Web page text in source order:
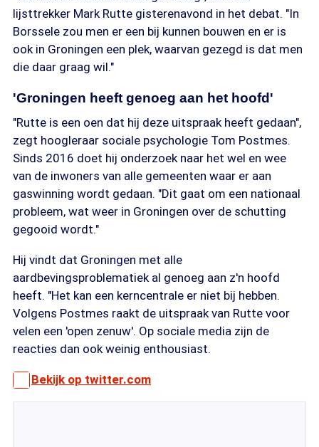
lijsttrekker Mark Rutte gisterenavond in het debat. "In
Borssele zou men er een bij kunnen bouwen en er is
ook in Groningen een plek, waarvan gezegd is dat men
die daar graag wil."
'Groningen heeft genoeg aan het hoofd'
"Rutte is een oen dat hij deze uitspraak heeft gedaan",
zegt hoogleraar sociale psychologie Tom Postmes.
Sinds 2016 doet hij onderzoek naar het wel en wee
van de inwoners van alle gemeenten waar er aan
gaswinning wordt gedaan. "Dit gaat om een nationaal
probleem, wat weer in Groningen over de schutting
gegooid wordt."
Hij vindt dat Groningen met alle
aardbevingsproblematiek al genoeg aan z'n hoofd
heeft. "Het kan een kerncentrale er niet bij hebben.
Volgens Postmes raakt de uitspraak van Rutte voor
velen een 'open zenuw'. Op sociale media zijn de
reacties dan ook weinig enthousiast.
Bekijk op twitter.com